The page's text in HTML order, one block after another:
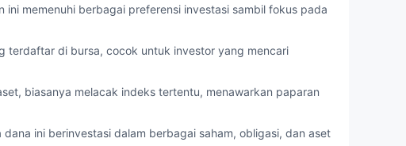
memenuhi berbagai preferensi investasi sambil fokus pada
terdaftar di bursa, cocok untuk investor yang mencari
biasanya melacak indeks tertentu, menawarkan paparan
ini berinvestasi dalam berbagai saham, obligasi, dan aset